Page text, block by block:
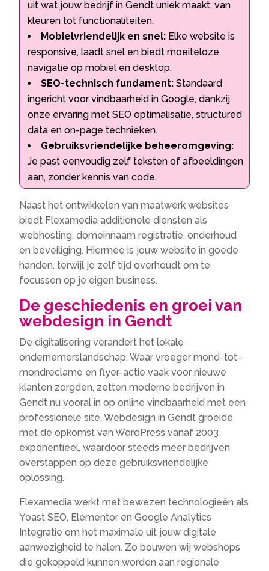
uit wat jouw bedrijf in Gendt uniek maakt, van
kleuren tot functionaliteiten.
Mobielvriendelijk en snel: Elke website is
responsive, laadt snel en biedt moeiteloze
navigatie op mobiel en desktop.
SEO-technisch fundament: Standaard
ingericht voor vindbaarheid in Google, dankzij
onze ervaring met SEO optimalisatie, structured
data en on-page technieken.
Gebruiksvriendelijke beheeromgeving:
Je past eenvoudig zelf teksten of afbeeldingen
aan, zonder kennis van code.
Naast het ontwikkelen van maatwerk websites
biedt Flexamedia additionele diensten als
webhosting, domeinnaam registratie, onderhoud
en beveiliging. Hiermee is jouw website in goede
handen, terwijl je zelf tijd overhoudt om te
focussen op je eigen business.
De geschiedenis en groei van
webdesign in Gendt
De digitalisering verandert het lokale
ondernemerslandschap. Waar vroeger mond-tot-
mondreclame en flyer-actie vaak voor nieuwe
klanten zorgden, zetten moderne bedrijven in
Gendt nu vooral in op online vindbaarheid met een
professionele site. Webdesign in Gendt groeide
met de opkomst van WordPress vanaf 2003
exponentieel, waardoor steeds meer bedrijven
overstappen op deze gebruiksvriendelijke
oplossing.
Flexamedia werkt met bewezen technologieën als
Yoast SEO, Elementor en Google Analytics
Integratie om het maximale uit jouw digitale
aanwezigheid te halen. Zo bouwen wij webshops
die gekoppeld kunnen worden aan regionale